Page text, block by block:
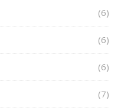
(6)
(6)
(6)
(7)